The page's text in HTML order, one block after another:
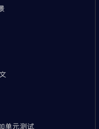
单元测试